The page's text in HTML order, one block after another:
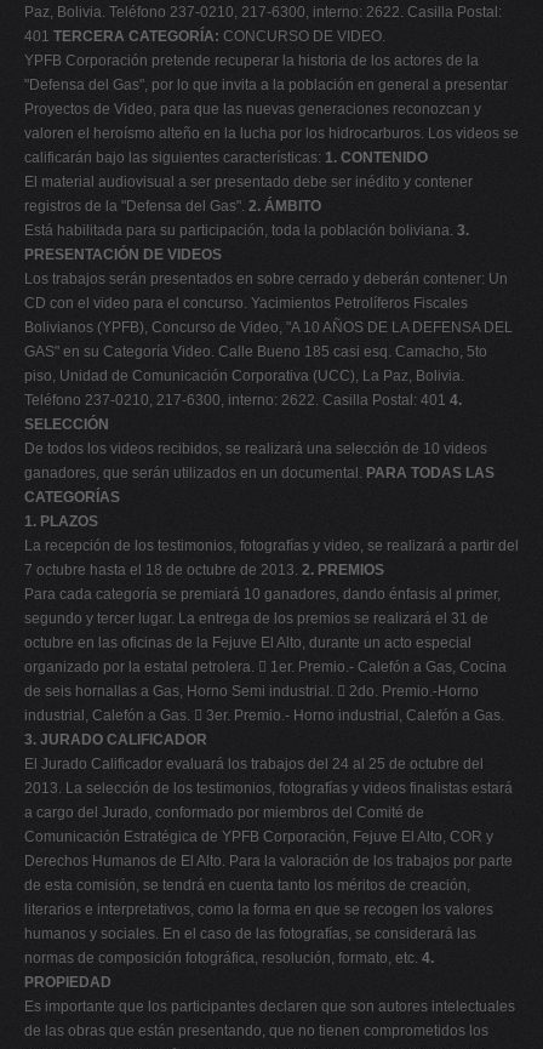
Paz, Bolivia. Teléfono 237-0210, 217-6300, interno: 2622. Casilla Postal:
401 TERCERA CATEGORÍA: CONCURSO DE VIDEO.
YPFB Corporación pretende recuperar la historia de los actores de la
"Defensa del Gas", por lo que invita a la población en general a presentar
Proyectos de Video, para que las nuevas generaciones reconozcan y
valoren el heroísmo alteño en la lucha por los hidrocarburos. Los videos se
calificarán bajo las siguientes características: 1. CONTENIDO
El material audiovisual a ser presentado debe ser inédito y contener
registros de la "Defensa del Gas". 2. ÁMBITO
Está habilitada para su participación, toda la población boliviana. 3.
PRESENTACIÓN DE VIDEOS
Los trabajos serán presentados en sobre cerrado y deberán contener: Un
CD con el video para el concurso. Yacimientos Petrolíferos Fiscales
Bolivianos (YPFB), Concurso de Video, "A 10 AÑOS DE LA DEFENSA DEL
GAS" en su Categoría Video. Calle Bueno 185 casi esq. Camacho, 5to
piso, Unidad de Comunicación Corporativa (UCC), La Paz, Bolivia.
Teléfono 237-0210, 217-6300, interno: 2622. Casilla Postal: 401 4.
SELECCIÓN
De todos los videos recibidos, se realizará una selección de 10 videos
ganadores, que serán utilizados en un documental. PARA TODAS LAS
CATEGORÍAS
1. PLAZOS
La recepción de los testimonios, fotografías y video, se realizará a partir del
7 octubre hasta el 18 de octubre de 2013. 2. PREMIOS
Para cada categoría se premiará 10 ganadores, dando énfasis al primer,
segundo y tercer lugar. La entrega de los premios se realizará el 31 de
octubre en las oficinas de la Fejuve El Alto, durante un acto especial
organizado por la estatal petrolera.  1er. Premio.- Calefón a Gas, Cocina
de seis hornallas a Gas, Horno Semi industrial.  2do. Premio.-Horno
industrial, Calefón a Gas.  3er. Premio.- Horno industrial, Calefón a Gas.
3. JURADO CALIFICADOR
El Jurado Calificador evaluará los trabajos del 24 al 25 de octubre del
2013. La selección de los testimonios, fotografías y videos finalistas estará
a cargo del Jurado, conformado por miembros del Comité de
Comunicación Estratégica de YPFB Corporación, Fejuve El Alto, COR y
Derechos Humanos de El Alto. Para la valoración de los trabajos por parte
de esta comisión, se tendrá en cuenta tanto los méritos de creación,
literarios e interpretativos, como la forma en que se recogen los valores
humanos y sociales. En el caso de las fotografías, se considerará las
normas de composición fotográfica, resolución, formato, etc. 4.
PROPIEDAD
Es importante que los participantes declaren que son autores intelectuales
de las obras que están presentando, que no tienen comprometidos los